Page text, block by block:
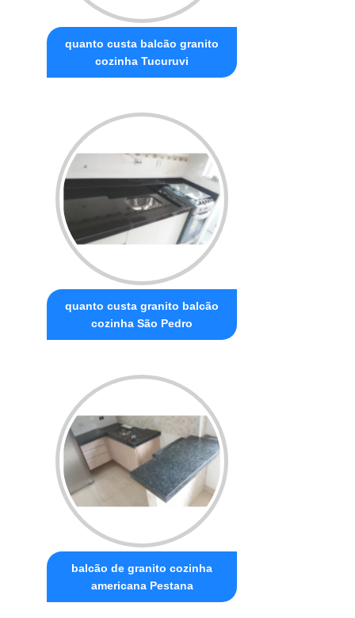
quanto custa balcão granito
cozinha Tucuruvi
quanto custa granito balcão
cozinha São Pedro
balcão de granito cozinha
americana Pestana